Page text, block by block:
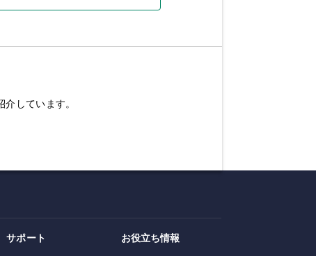
しています。
サポート お役立ち情報